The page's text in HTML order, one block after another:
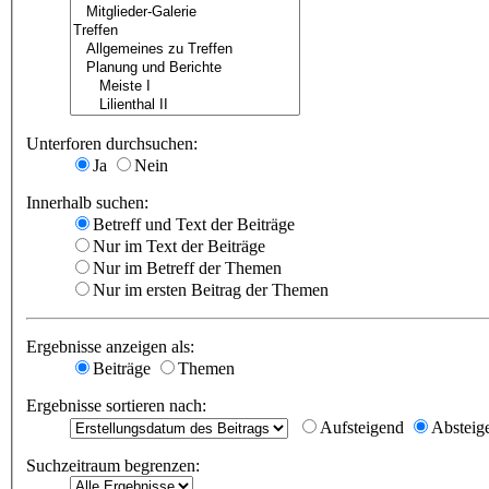
Unterforen durchsuchen:
Ja
Nein
Innerhalb suchen:
Betreff und Text der Beiträge
Nur im Text der Beiträge
Nur im Betreff der Themen
Nur im ersten Beitrag der Themen
Ergebnisse anzeigen als:
Beiträge
Themen
Ergebnisse sortieren nach:
Aufsteigend
Suchzeitraum begrenzen: